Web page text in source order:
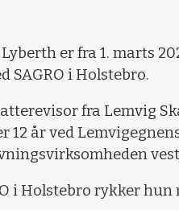
er fra 1. marts
SAGRO i Holstebro.
fra Lemvig
12 år ved
i Holstebro rykker